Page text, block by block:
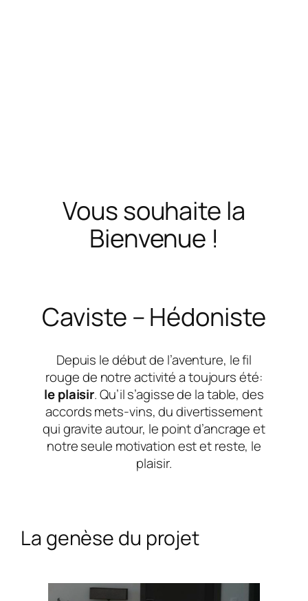
Vous souhaite la
Bienvenue !
Caviste – Hédoniste
Depuis le début de l’aventure, le fil
rouge de notre activité a toujours été:
le plaisir. Qu’il s’agisse de la table, des
accords mets-vins, du divertissement
qui gravite autour, le point d’ancrage et
notre seule motivation est et reste, le
plaisir.
La genèse du projet